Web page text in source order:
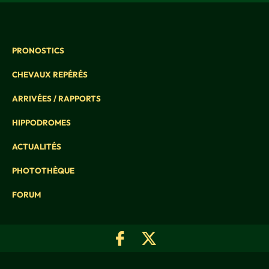
PRONOSTICS
CHEVAUX REPÉRÉS
ARRIVÉES / RAPPORTS
HIPPODROMES
ACTUALITÉS
PHOTOTHÈQUE
FORUM